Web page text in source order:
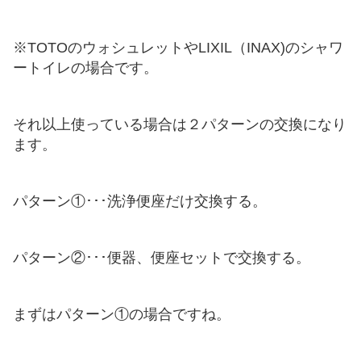
※TOTOのウォシュレットやLIXIL（INAX)のシャワ
ートイレの場合です。
それ以上使っている場合は２パターンの交換になり
ます。
パターン①･･･洗浄便座だけ交換する。
パターン②･･･便器、便座セットで交換する。
まずはパターン①の場合ですね。